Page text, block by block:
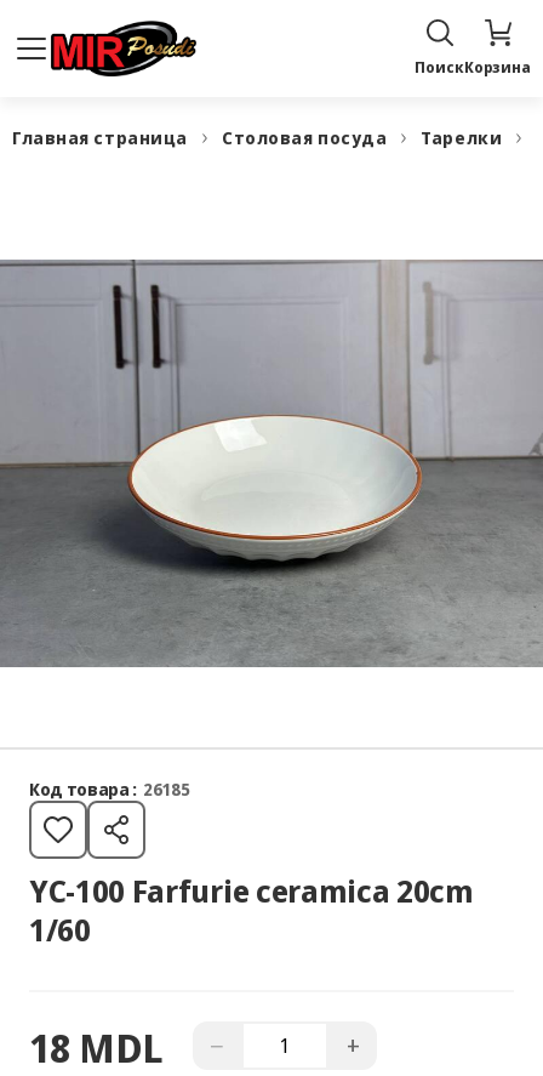
ПоискКорзина
Главная страница Столовая посуда Тарелки
Код товара : 26185
YC-100 Farfurie ceramica 20cm
1/60
18 MDL − +